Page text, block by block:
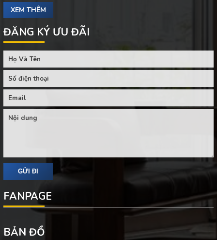
XEM THÊM
ĐĂNG KÝ ƯU ĐÃI
FANPAGE
BẢN ĐỒ